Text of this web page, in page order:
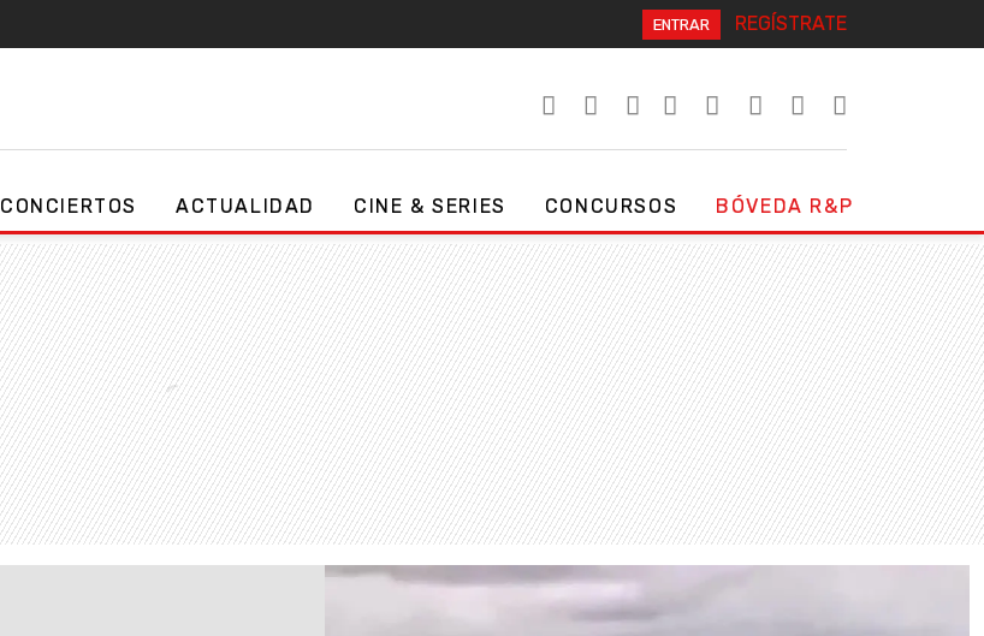
ENTRAR REGÍSTRATE
CONCIERTOS ACTUALIDAD CINE & SERIES CONCURSOS BÓVEDA R&P